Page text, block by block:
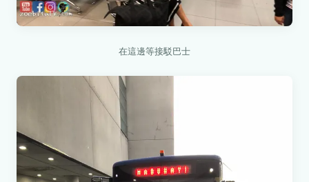
在這邊等接駁巴士